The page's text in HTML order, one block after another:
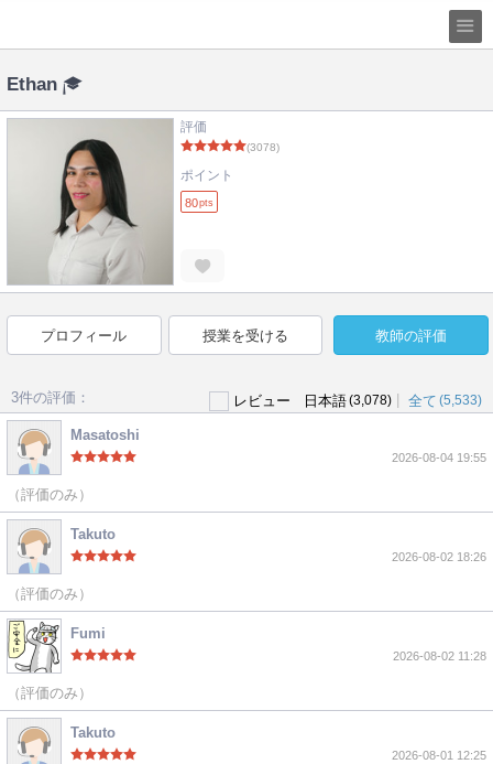
Ethan
評価
(3078)
ポイント
80pts
プロフィール 授業を受ける 教師の評価
3件の評価： レビュー 日本語(3,078) 全て (5,533)
Masatoshi
2026-08-04 19:55
（評価のみ）
Takuto
2026-08-02 18:26
（評価のみ）
Fumi
2026-08-02 11:28
（評価のみ）
Takuto
2026-08-01 12:25